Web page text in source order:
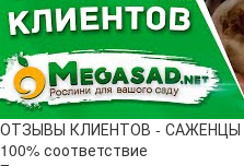
ОТЗЫВЫ КЛИЕНТОВ - САЖЕНЦЫ
100% соответствие